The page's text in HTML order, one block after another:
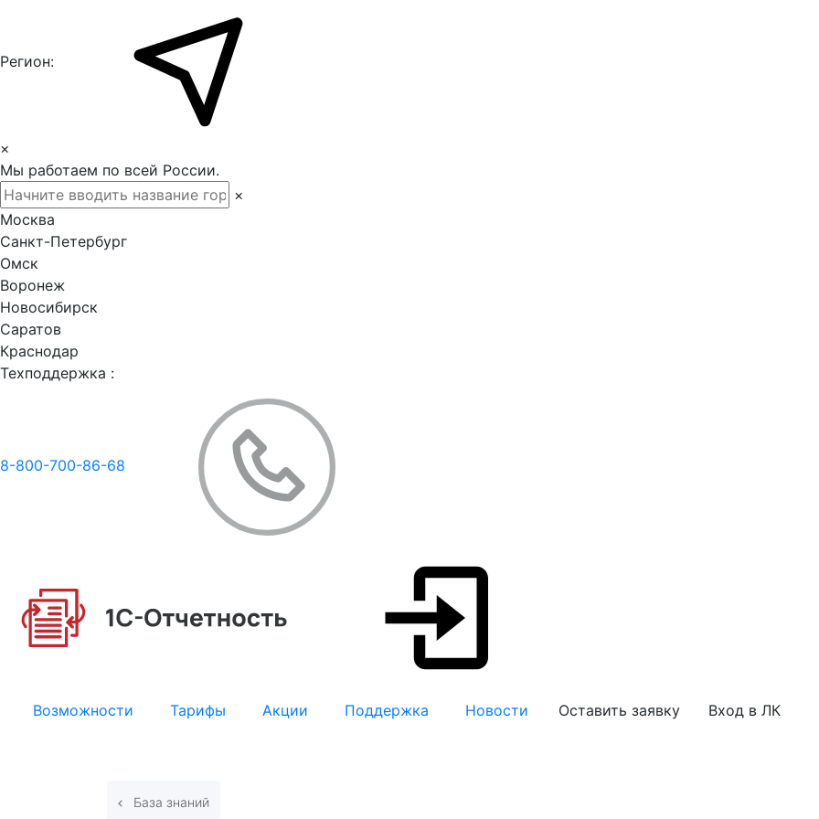
Регион:
×
Мы работаем по всей России.
×
Москва
Санкт-Петербург
Омск
Воронеж
Новосибирск
Саратов
Краснодар
Техподдержка :
8-800-700-86-68
Возможности Тарифы Акции Поддержка Новости Оставить заявку Вход в ЛК
База знаний